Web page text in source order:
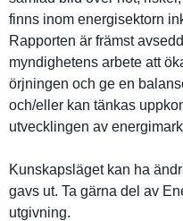
finns inom energisekt­orn
Rapporten är främst
myndighete­ns arbete att
örjningen och ge en
och/eller kan tänkas
utveckling­en av
Kunskapslä­get kan ha
gavs ut. Ta gärna del av
utgivning.